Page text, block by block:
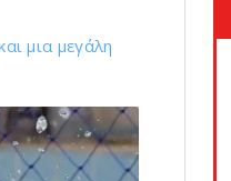
μια μεγάλη